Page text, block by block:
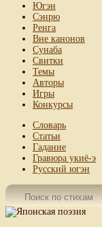
Югэн
Сэнрю
Ренга
Вне канонов
Сунаба
Свитки
Темы
Авторы
Игры
Конкурсы
Словарь
Статьи
Гадание
Гравюра укиё-э
Русский югэн